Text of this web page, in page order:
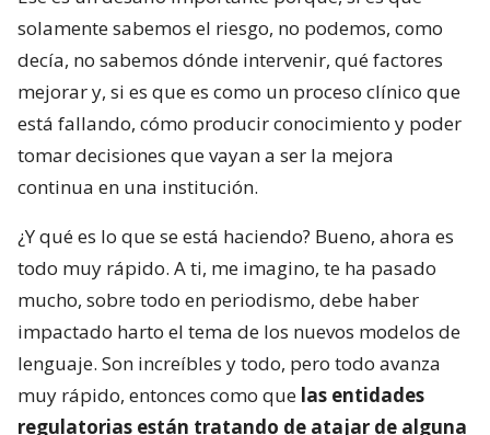
solamente sabemos el riesgo, no podemos, como
decía, no sabemos dónde intervenir, qué factores
mejorar y, si es que es como un proceso clínico que
está fallando, cómo producir conocimiento y poder
tomar decisiones que vayan a ser la mejora
continua en una institución.
¿Y qué es lo que se está haciendo? Bueno, ahora es
todo muy rápido. A ti, me imagino, te ha pasado
mucho, sobre todo en periodismo, debe haber
impactado harto el tema de los nuevos modelos de
lenguaje. Son increíbles y todo, pero todo avanza
muy rápido, entonces como que las entidades
regulatorias están tratando de atajar de alguna